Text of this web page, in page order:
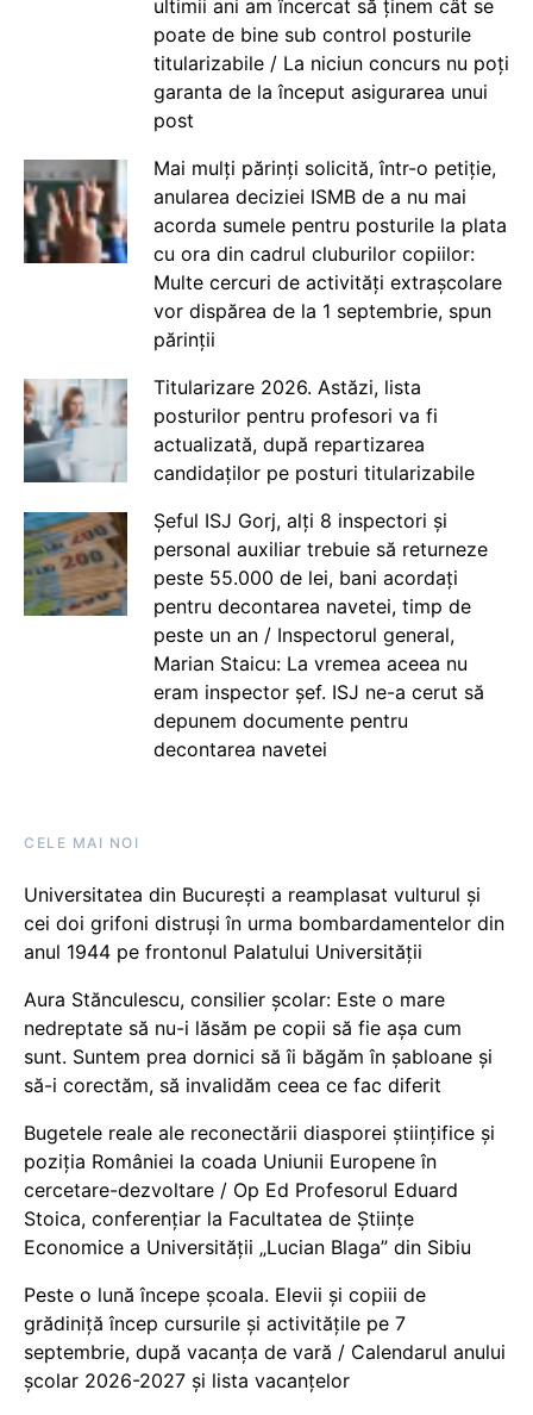
ultimii ani am încercat să ținem cât se
poate de bine sub control posturile
titularizabile / La niciun concurs nu poți
garanta de la început asigurarea unui
post
Mai mulți părinți solicită, într-o petiție,
anularea deciziei ISMB de a nu mai
acorda sumele pentru posturile la plata
cu ora din cadrul cluburilor copiilor:
Multe cercuri de activități extrașcolare
vor dispărea de la 1 septembrie, spun
părinții
Titularizare 2026. Astăzi, lista
posturilor pentru profesori va fi
actualizată, după repartizarea
candidaților pe posturi titularizabile
Șeful ISJ Gorj, alți 8 inspectori și
personal auxiliar trebuie să returneze
peste 55.000 de lei, bani acordați
pentru decontarea navetei, timp de
peste un an / Inspectorul general,
Marian Staicu: La vremea aceea nu
eram inspector șef. ISJ ne-a cerut să
depunem documente pentru
decontarea navetei
CELE MAI NOI
Universitatea din București a reamplasat vulturul și
cei doi grifoni distruși în urma bombardamentelor din
anul 1944 pe frontonul Palatului Universității
Aura Stănculescu, consilier școlar: Este o mare
nedreptate să nu-i lăsăm pe copii să fie așa cum
sunt. Suntem prea dornici să îi băgăm în șabloane și
să-i corectăm, să invalidăm ceea ce fac diferit
Bugetele reale ale reconectării diasporei științifice și
poziția României la coada Uniunii Europene în
cercetare-dezvoltare / Op Ed Profesorul Eduard
Stoica, conferențiar la Facultatea de Științe
Economice a Universității „Lucian Blaga” din Sibiu
Peste o lună începe școala. Elevii și copiii de
grădiniță încep cursurile și activitățile pe 7
septembrie, după vacanța de vară / Calendarul anului
școlar 2026-2027 și lista vacanțelor